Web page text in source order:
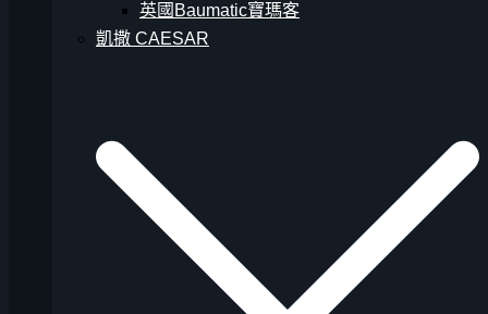
英國Baumatic寶瑪客
凱撒 CAESAR